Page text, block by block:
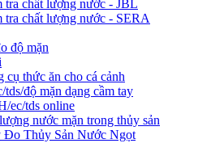
tra chất lượng nước - JBL
tra chất lượng nước - SERA
độ mặn
cụ thức ăn cho cá cảnh
tds/độ mặn dạng cầm tay
ec/tds online
nước mặn trong thủy sản
Đo Thủy Sản Nước Ngọt